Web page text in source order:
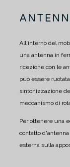
All'interno del
una antenna in
ricezione con le
può essere
sintonizzazione
meccanismo di
Per ottenere una
contatto
esterna sulla